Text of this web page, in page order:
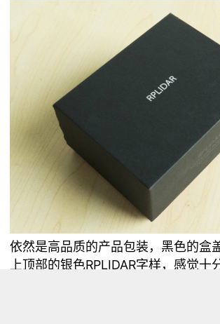
依然是高品质的产品包装，黑色的盒
上顶部的银色RPLIDAR字样，感觉十